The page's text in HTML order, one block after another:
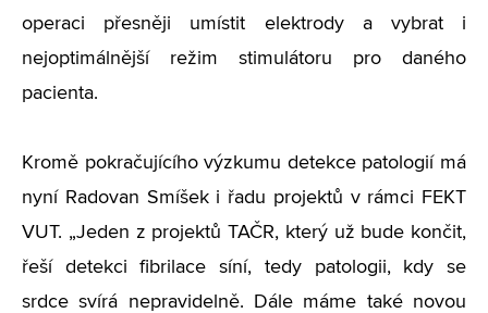
operaci přesněji umístit elektrody a vybrat i
nejoptimálnější režim stimulátoru pro daného
pacienta.
Kromě pokračujícího výzkumu detekce patologií má
nyní Radovan Smíšek i řadu projektů v rámci FEKT
VUT. „Jeden z projektů TAČR, který už bude končit,
řeší detekci fibrilace síní, tedy patologii, kdy se
srdce svírá nepravidelně. Dále máme také novou